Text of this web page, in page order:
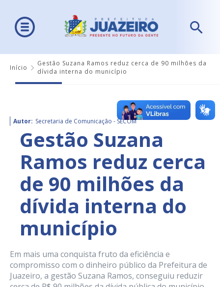
Início
Gestão Suzana Ramos reduz cerca de 90 milhões da
dívida interna do município
Autor: Secretaria de Comunicação - SECOM
Gestão Suzana
Ramos reduz cerca
de 90 milhões da
dívida interna do
município
Em mais uma conquista fruto da eficiência e
compromisso com o dinheiro público da Prefeitura de
Juazeiro, a gestão Suzana Ramos, conseguiu reduzir